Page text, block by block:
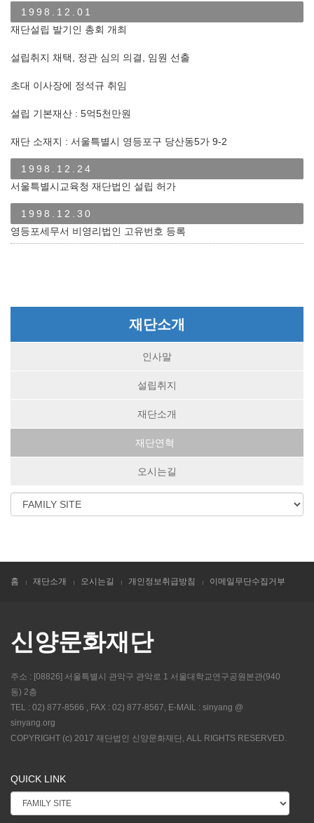
1998.12.01
재단설립 발기인 총회 개최
설립취지 채택, 정관 심의 의결, 임원 선출
초대 이사장에 정석규 취임
설립 기본재산 : 5억5천만원
재단 소재지 : 서울특별시 영등포구 당산동5가 9-2
1998.12.24
서울특별시교육청 재단법인 설립 허가
1998.12.30
영등포세무서 비영리법인 고유번호 등록
재단소개
인사말
설립취지
재단소개
재단연혁
오시는길
홈 재단소개 오시는길 개인정보취급방침 이메일무단수집거부
신양문화재단
주소 : [08826] 서울특별시 관악구 관악로 1 서울대학교연구공원본관(940
동) 2층
TEL : 02) 877-8566 , FAX : 02) 877-8567, E-MAIL : sinyang @
sinyang.org
COPYRIGHT (c) 2017 재단법인 신양문화재단, ALL RIGHTS RESERVED.
QUICK LINK